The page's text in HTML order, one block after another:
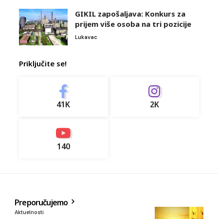
GIKIL zapošaljava: Konkurs za
prijem više osoba na tri pozicije
Lukavac
Priključite se!
41K 2K
140
Preporučujemo
Aktuelnosti